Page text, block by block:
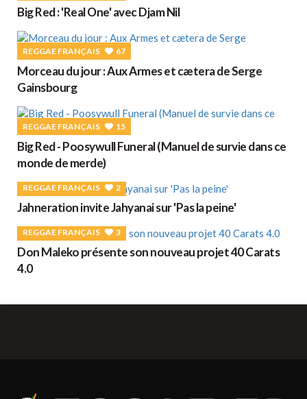
Big Red : 'Real One' avec Djam Nil
REGGAE FRANÇAIS 67
Morceau du jour : Aux Armes et cætera de Serge
Gainsbourg
REGGAE FRANÇAIS 15
Big Red - Poosywull Funeral (Manuel de survie dans ce
monde de merde)
REGGAE FRANÇAIS 2
Jahneration invite Jahyanai sur 'Pas la peine'
REGGAE FRANÇAIS 3
Don Maleko présente son nouveau projet 40 Carats
4.0